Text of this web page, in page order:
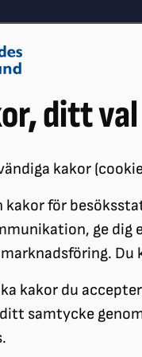
ditt val
kakor
kakor för
ge dig
Du
kakor du
samtycke
Påverkansarbete
DISTRIKT